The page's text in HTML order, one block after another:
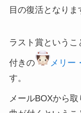
目の復活となりま
ラスト賞というこ
付きの メリー
す。
メールBOXから取